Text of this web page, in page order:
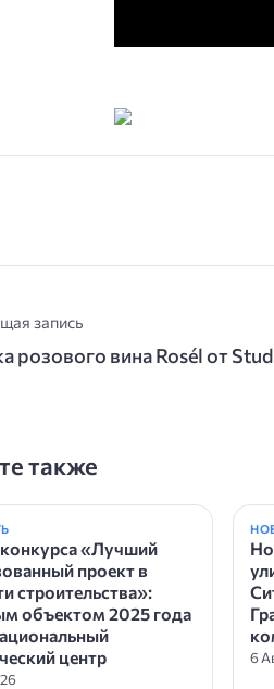
запись
розового вина Rosél от
также
«Лучший
проект в
строительства»:
объектом 2025 года
центр
6